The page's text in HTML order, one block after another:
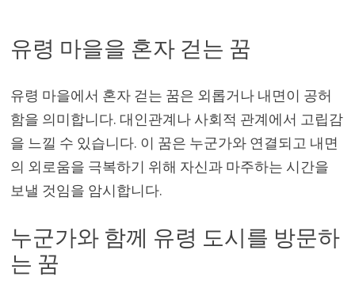
유령 마을을 혼자 걷는 꿈
유령 마을에서 혼자 걷는 꿈은 외롭거나 내면이 공허
함을 의미합니다. 대인관계나 사회적 관계에서 고립감
을 느낄 수 있습니다. 이 꿈은 누군가와 연결되고 내면
의 외로움을 극복하기 위해 자신과 마주하는 시간을
보낼 것임을 암시합니다.
누군가와 함께 유령 도시를 방문하
는 꿈